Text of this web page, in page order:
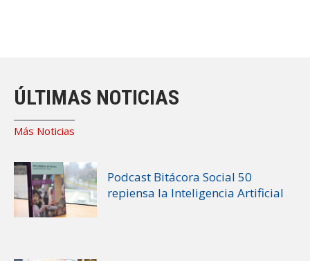
ÚLTIMAS NOTICIAS
Más Noticias
Podcast Bitácora Social 50
repiensa la Inteligencia Artificial